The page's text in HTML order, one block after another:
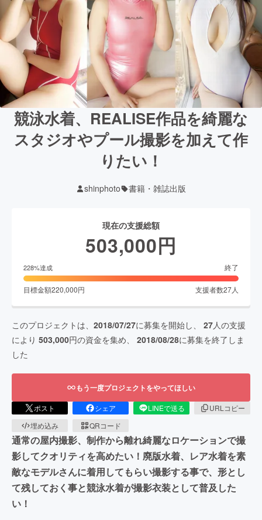
競泳水着、REALISE作品を綺麗な
スタジオやプール撮影を加えて作
りたい！
shinphoto 書籍・雑誌出版
現在の支援総額
503,000円
228%達成 終了
目標金額220,000円 支援者数27人
このプロジェクトは、 2018/07/27に募集を開始し、 27人の支援
により 503,000円の資金を集め、 2018/08/28に募集を終了しま
した
もう一度プロジェクトをやってほしい
ポスト シェア LINEで送る
URLコピー
埋め込み
QRコード
通常の屋内撮影、制作から離れ綺麗なロケーションで撮
影してクオリティを高めたい！廃版水着、レア水着を素
敵なモデルさんに着用してもらい撮影する事で、形とし
て残しておく事と競泳水着が撮影衣装として普及した
い！